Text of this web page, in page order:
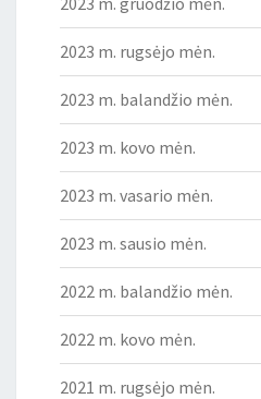
2023 m. rugsėjo mėn.
2023 m. balandžio mėn.
2023 m. kovo mėn.
2023 m. vasario mėn.
2023 m. sausio mėn.
2022 m. balandžio mėn.
2022 m. kovo mėn.
2021 m. rugsėjo mėn.